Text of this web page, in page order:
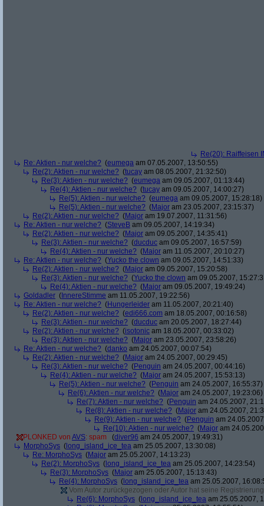
Re(20): Raiffeisen
Re: Aktien - nur welche? (eumega am 07.05.2007, 13:50:55)
Re(2): Aktien - nur welche? (tucay am 08.05.2007, 21:32:50)
Re(3): Aktien - nur welche? (eumega am 09.05.2007, 01:13:44)
Re(4): Aktien - nur welche? (tucay am 09.05.2007, 14:00:27)
Re(5): Aktien - nur welche? (eumega am 09.05.2007, 15:28:18)
Re(5): Aktien - nur welche? (Major am 23.05.2007, 23:15:37)
Re(2): Aktien - nur welche? (Major am 19.07.2007, 11:31:56)
Re: Aktien - nur welche? (SteveB am 09.05.2007, 14:19:34)
Re(2): Aktien - nur welche? (Major am 09.05.2007, 14:35:41)
Re(3): Aktien - nur welche? (ducduc am 09.05.2007, 16:57:59)
Re(4): Aktien - nur welche? (Major am 11.05.2007, 20:10:27)
Re: Aktien - nur welche? (Yucko the clown am 09.05.2007, 14:51:33)
Re(2): Aktien - nur welche? (Major am 09.05.2007, 15:20:58)
Re(3): Aktien - nur welche? (Yucko the clown am 09.05.2007,
Re(4): Aktien - nur welche? (Major am 09.05.2007, 19:49:24)
Goldadler ( InnereStimme am 11.05.2007, 19:22:56)
Re: Aktien - nur welche? (Hungerleider am 11.05.2007, 20:21:40)
Re(2): Aktien - nur welche? (edi666.com am 18.05.2007, 00:16:58)
Re(3): Aktien - nur welche? (ducduc am 20.05.2007, 18:27:44)
Re(2): Aktien - nur welche? (isotonic am 18.05.2007, 00:33:02)
Re(3): Aktien - nur welche? (Major am 23.05.2007, 23:58:26)
Re: Aktien - nur welche? (danko am 24.05.2007, 00:07:54)
Re(2): Aktien - nur welche? (Major am 24.05.2007, 00:29:45)
Re(3): Aktien - nur welche? (Penguin am 24.05.2007, 00:44:16)
Re(4): Aktien - nur welche? (Major am 24.05.2007, 15:53:13)
Re(5): Aktien - nur welche? (Penguin am 24.05.2007, 16:55:37)
Re(6): Aktien - nur welche? (Major am 24.05.2007, 19:23:06)
Re(7): Aktien - nur welche? (Penguin am 24.05.2007,
Re(8): Aktien - nur welche? (Major am 24.05.2007,
Re(9): Aktien - nur welche? (Penguin am
Re(10): Aktien - nur welche? (Major am
PLONKED von AVS: spam (diver96 am 24.05.2007, 19:49:31)
MorphoSys ( long_island_ice_tea am 25.05.2007, 13:30:08)
Re: MorphoSys (Major am 25.05.2007, 14:13:23)
Re(2): MorphoSys ( long_island_ice_tea am 25.05.2007, 14:23:54)
Re(3): MorphoSys (Major am 25.05.2007, 15:13:43)
Re(4): MorphoSys ( long_island_ice_tea am 25.05.2007,
Vom Autor zurückgezogen oder Autor hat seine
Re(6): MorphoSys ( long_island_ice_tea am 25.05.2007,